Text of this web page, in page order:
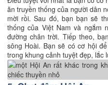
ăn truyền thống của người dân
mời rồi. Sau đó, bạn bạn sẽ
thống của Việt Nam và ngắm
đường chân trời. Tiếp theo,
sông Hoài. Bạn sẽ có cơ hội
trong khung cảnh tuyệt đẹp, lắc